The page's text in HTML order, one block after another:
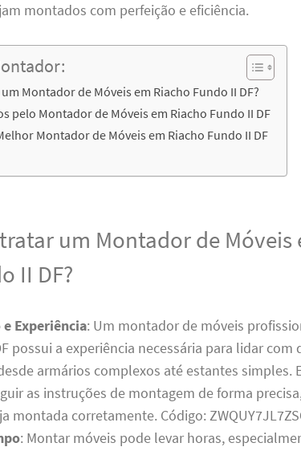
montados com perfeição e eficiência.
Montador de Móveis em Riacho Fundo II DF?
pelo Montador de Móveis em Riacho Fundo II DF
Montador de Móveis em Riacho Fundo II DF
um Montador de Móveis
II DF?
Experiência: Um montador de móveis
possui a experiência necessária para lidar com
armários complexos até estantes simples.
as instruções de montagem de forma
montada corretamente. Código:
: Montar móveis pode levar horas,